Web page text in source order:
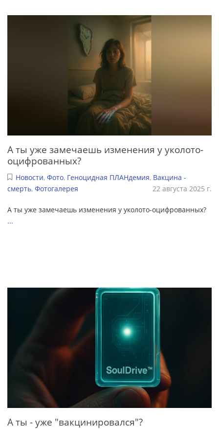
А ты уже замечаешь изменения у уколото-
оцифрованных?
Новости, Фото, Геноцидная ПЛАНдемия, Вакцина -
смерть, Фотогалерея 22 августа 2025 г.
А ты уже замечаешь изменения у уколото-оцифрованных?
...
А ты - уже "вакцинировался"?